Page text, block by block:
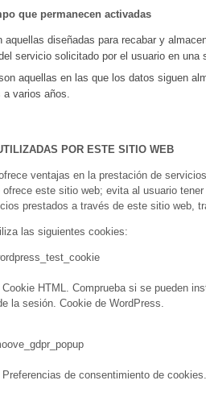
que permanecen activadas
aquellas diseñadas para recabar y
servicio solicitado por el usuario en
aquellas en las que los datos siguen
varios años.
POR ESTE SITIO WEB
ventajas en la prestación de
este sitio web; evita al usuario
prestados a través de este sitio web,
las siguientes cookies:
HTML. Comprueba si se pueden
la sesión. Cookie de WordPress.
de consentimiento de